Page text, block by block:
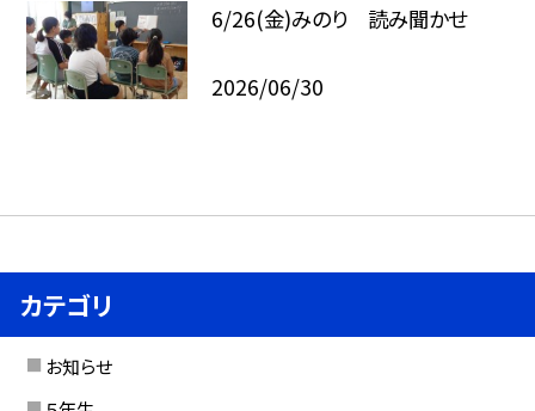
6/26(金)みのり 読み聞かせ
2026/06/30
カテゴリ
お知らせ